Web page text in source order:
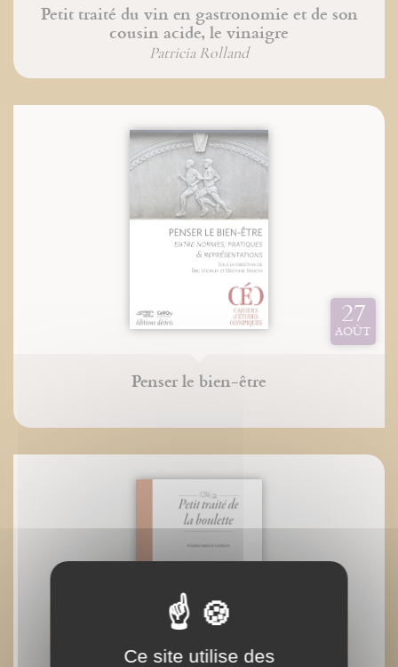
Petit traité du vin en gastronomie et de son
cousin acide, le vinaigre
Patricia Rolland
27
AOÛT
Penser le bien-être
Ce site utilise des